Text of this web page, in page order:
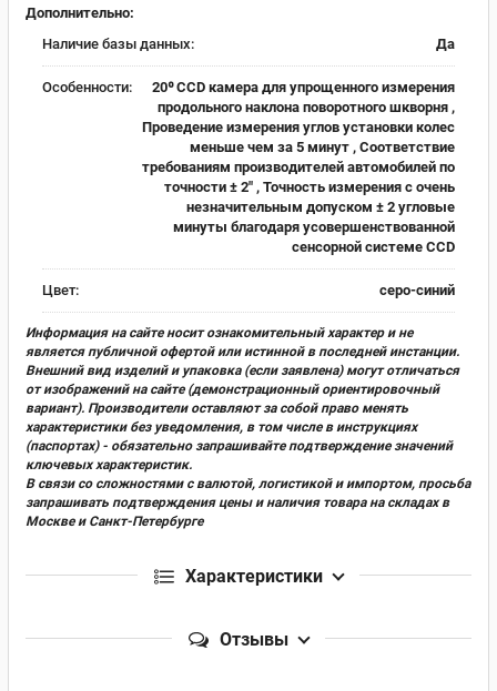
Дополнительно:
Наличие базы данных:
Да
Особенности:
20⁰ CCD камера для упрощенного измерения
продольного наклона поворотного шкворня ,
Проведение измерения углов установки колес
меньше чем за 5 минут , Соответствие
требованиям производителей автомобилей по
точности ± 2" , Точность измерения с очень
незначительным допуском ± 2 угловые
минуты благодаря усовершенствованной
сенсорной системе CCD
Цвет: серо-синий
Информация на сайте носит ознакомительный характер и не
является публичной офертой или истинной в последней инстанции.
Внешний вид изделий и упаковка (если заявлена) могут отличаться
от изображений на сайте (демонстрационный ориентировочный
вариант). Производители оставляют за собой право менять
характеристики без уведомления, в том числе в инструкциях
(паспортах) - обязательно запрашивайте подтверждение значений
ключевых характеристик.
В связи со сложностями с валютой, логистикой и импортом, просьба
запрашивать подтверждения цены и наличия товара на складах в
Москве и Санкт-Петербурге
Характеристики
Отзывы